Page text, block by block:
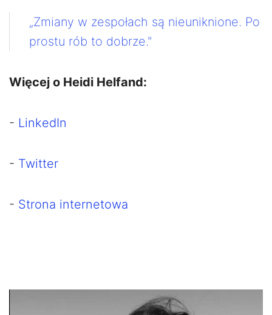
„Zmiany w zespołach są nieuniknione. Po
prostu rób to dobrze."
Więcej o Heidi Helfand:
- LinkedIn
- Twitter
- Strona internetowa